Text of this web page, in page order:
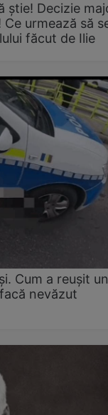
știe! Decizie
urmează să
făcut de Ilie
Cum a reușit un
nevăzut